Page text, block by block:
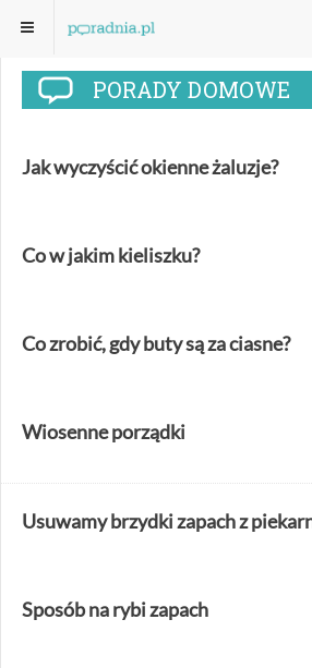
PORADY DOMOWE
Jak wyczyścić okienne żaluzje?
Co w jakim kieliszku?
Co zrobić, gdy buty są za ciasne?
Wiosenne porządki
Usuwamy brzydki zapach z
Sposób na rybi zapach